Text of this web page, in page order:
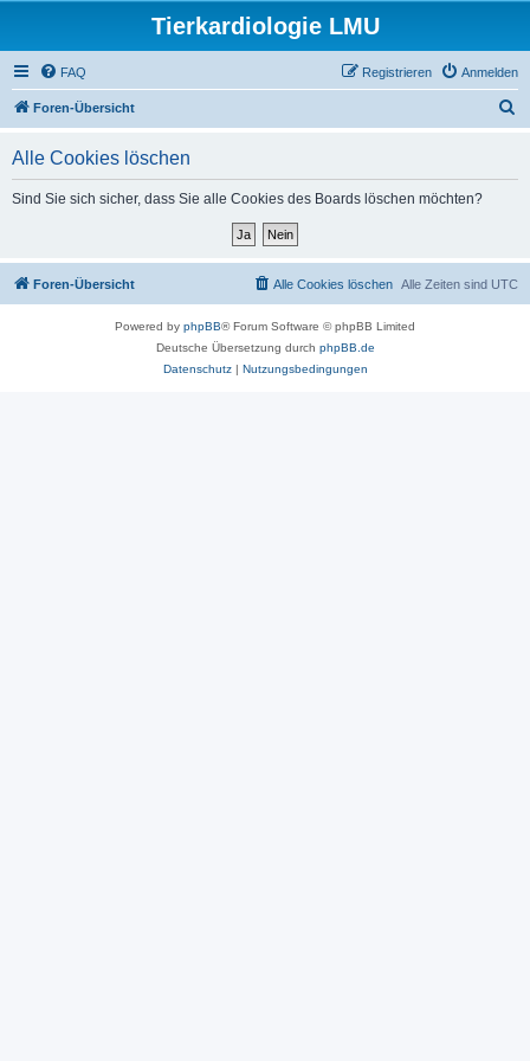
Tierkardiologie LMU
FAQ Anmelden
Registrieren
Foren-Übersicht
Alle Cookies löschen
Sind Sie sich sicher, dass Sie alle Cookies des Boards löschen möchten?
Foren-Übersicht Alle Zeiten sind UTC
Alle Cookies löschen
Powered by phpBB® Forum Software © phpBB Limited
Deutsche Übersetzung durch phpBB.de
Datenschutz| Nutzungsbedingungen